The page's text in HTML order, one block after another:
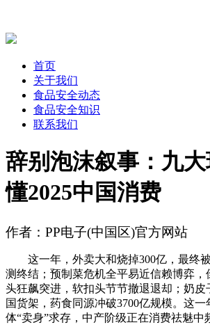
首页
关于我们
食品安全动态
食品安全知识
联系我们
辞别泡沫叙事：九
懂2025中国消费
作者：PP电子(中国区)官方网站
这一年，外卖大和烧掉300亿，最终被
测终结；预制菜危机全平易近信赖博弈，
头狂飙突进，软扣头节节撤退退却；奶皮
国货架，药食同源冲破3700亿规模。这
体“卖身”求存，中产阶级正在消费祛魅中